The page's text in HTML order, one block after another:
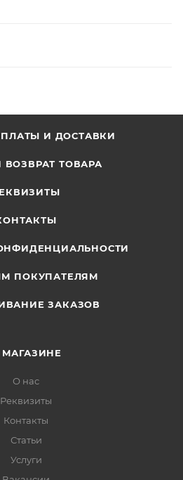
И ДОСТАВКИ
ТОВАРА
ПОКУПАТЕЛЯМ
ЗАКАЗОВ
О нас
Реквизиты
Контакты
Статьи
Услуги